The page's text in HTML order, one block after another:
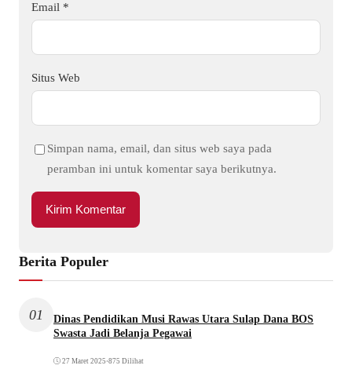
Email *
Situs Web
Simpan nama, email, dan situs web saya pada
peramban ini untuk komentar saya berikutnya.
Berita Populer
01
Dinas Pendidikan Musi Rawas Utara Sulap Dana BOS
Swasta Jadi Belanja Pegawai
27 Maret 2025 •875 Dilihat